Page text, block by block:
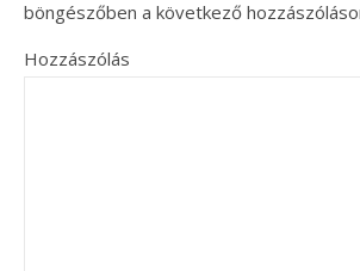
böngészőben a következő
Hozzászólás